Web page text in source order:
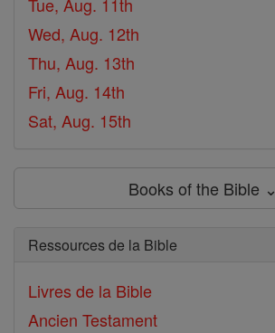
Tue, Aug. 11th
Wed, Aug. 12th
Thu, Aug. 13th
Fri, Aug. 14th
Sat, Aug. 15th
Books of the Bible ⌄
Ressources de la Bible
Livres de la Bible
Ancien Testament